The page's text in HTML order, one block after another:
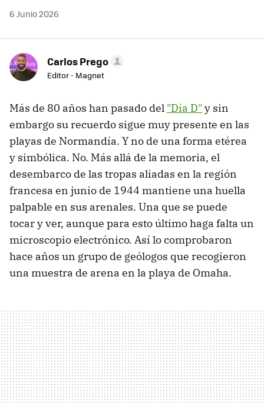
6 Junio 2026
Carlos Prego
Editor - Magnet
Más de 80 años han pasado del "Día D" y sin
embargo su recuerdo sigue muy presente en las
playas de Normandía. Y no de una forma etérea
y simbólica. No. Más allá de la memoria, el
desembarco de las tropas aliadas en la región
francesa en junio de 1944 mantiene una huella
palpable en sus arenales. Una que se puede
tocar y ver, aunque para esto último haga falta un
microscopio electrónico. Así lo comprobaron
hace años un grupo de geólogos que recogieron
una muestra de arena en la playa de Omaha.